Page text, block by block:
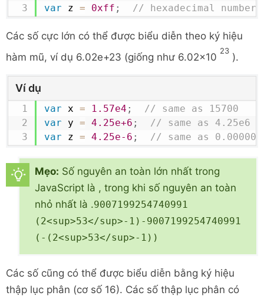
var z = 0xff ; // hexadecimal number
Các số cực lớn có thể được biểu diễn theo ký hiệu
hàm mũ, ví dụ 6.02e+23 (giống như 6.02x10
23
).
Ví dụ
var x = 1.57e4 ;
// same as 15700
var y = 4.25e+6 ;
// same as 4.25e6
var z = 4.25e-6 ; // same as
Mẹo: Số nguyên an toàn lớn nhất trong
JavaScript là , trong khi số nguyên an toàn
nhỏ nhất là .9007199254740991
(2<sup>53</sup>-1) -9007199254740991
(-(2<sup>53</sup>-1))
Các số cũng có thể được biểu diễn bằng ký hiệu
thập lục phân (cơ số 16). Các số thập lục phân có